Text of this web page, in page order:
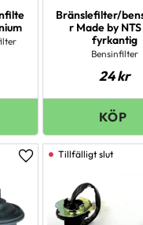
Bränslefilter/
r Made by
fyrkantig
Bensinfilter
24kr
Lägg till i favoriter